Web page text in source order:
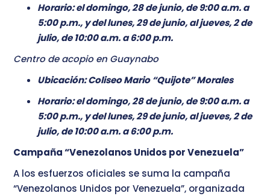
Horario: el domingo, 28 de junio, de 9:00 a.m. a
5:00 p.m., y del lunes, 29 de junio, al jueves, 2 de
julio, de 10:00 a.m. a 6:00 p.m.
Centro de acopio en Guaynabo
Ubicación: Coliseo Mario “Quijote” Morales
Horario: el domingo, 28 de junio, de 9:00 a.m. a
5:00 p.m., y del lunes, 29 de junio, al jueves, 2 de
julio, de 10:00 a.m. a 6:00 p.m.
Campaña “Venezolanos Unidos por Venezuela”
A los esfuerzos oficiales se suma la campaña
“Venezolanos Unidos por Venezuela”, organizada